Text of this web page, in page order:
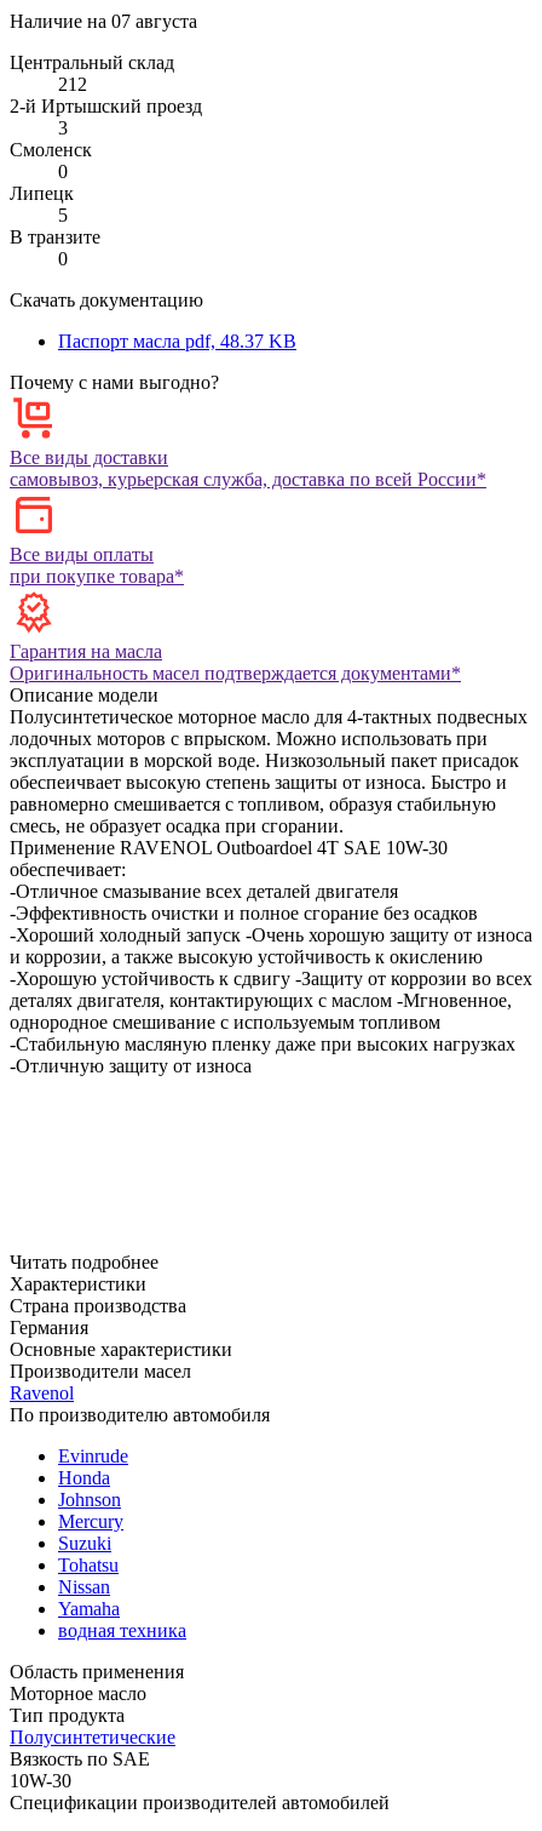
Наличие на 07 августа
Центральный склад
212
2-й Иртышский проезд
3
Смоленск
0
Липецк
5
В транзите
0
Скачать документацию
Паспорт масла pdf, 48.37 KB
Почему с нами выгодно?
Все виды доставки
самовывоз, курьерская служба, доставка по всей России*
Все виды оплаты
при покупке товара*
Гарантия на масла
Оригинальность масел подтверждается документами*
Описание модели
Полусинтетическое моторное масло для 4-тактных подвесных
лодочных моторов с впрыском. Можно использовать при
эксплуатации в морской воде. Низкозольный пакет присадок
обеспеичвает высокую степень защиты от износа. Быстро и
равномерно смешивается с топливом, образуя стабильную
смесь, не образует осадка при сгорании.
Применение RAVENOL Outboardoel 4T SAE 10W-30
обеспечивает:
-Отличное смазывание всех деталей двигателя
-Эффективность очистки и полное сгорание без осадков
-Хороший холодный запуск -Очень хорошую защиту от износа
и коррозии, а также высокую устойчивость к окислению
-Хорошую устойчивость к сдвигу -Защиту от коррозии во всех
деталях двигателя, контактирующих с маслом -Мгновенное,
однородное смешивание с используемым топливом
-Стабильную масляную пленку даже при высоких нагрузках
-Отличную защиту от износа
Читать подробнее
Характеристики
Страна производства
Германия
Основные характеристики
Производители масел
Ravenol
По производителю автомобиля
Evinrude
Honda
Johnson
Mercury
Suzuki
Tohatsu
Nissan
Yamaha
водная техника
Область применения
Моторное масло
Тип продукта
Полусинтетические
Вязкость по SAE
10W-30
Спецификации производителей автомобилей